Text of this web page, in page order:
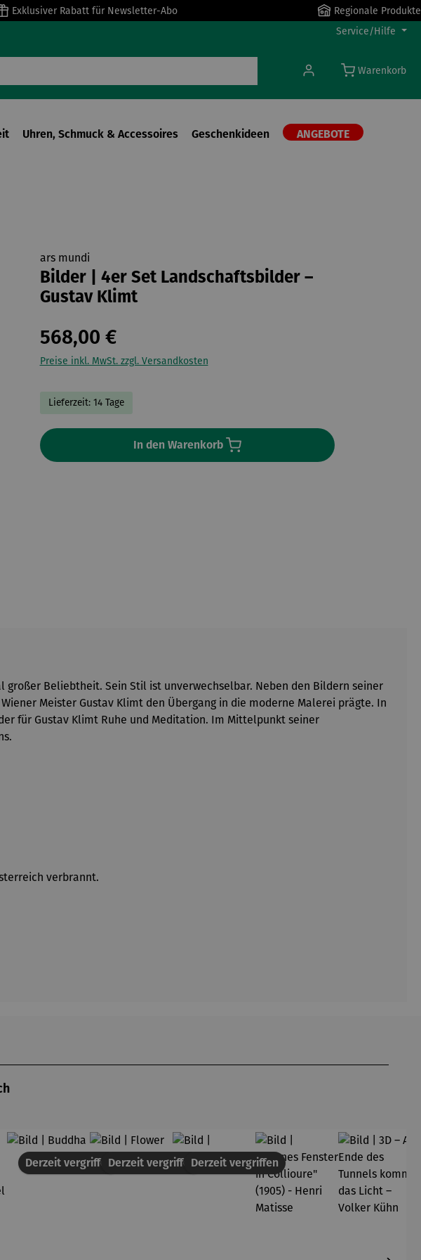
Exklusiver Rabatt für Newsletter-Abo
Regionale Produkte
Service/Hilfe
Warenkorb
Uhren, Schmuck & Accessoires Geschenkideen ANGEBOTE
ars mundi
Bilder | 4er Set Landschaftsbilder –
Gustav Klimt
568,00 €
Preise inkl. MwSt. zzgl. Versandkosten
Lieferzeit: 14 Tage
In den Warenkorb
Beliebtheit. Sein Stil ist unverwechselbar. Neben den Bildern seiner
Meister Gustav Klimt den Übergang in die moderne Malerei prägte. In
für Gustav Klimt Ruhe und Meditation. Im Mittelpunkt seiner
verbrannt.
Derzeit vergriffenDerzeit vergriffenDerzeit vergriffen